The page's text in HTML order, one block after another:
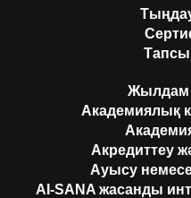
Жылдам
Академиялық
Акредиттеу
Ауысу
AI-SANA жасанды